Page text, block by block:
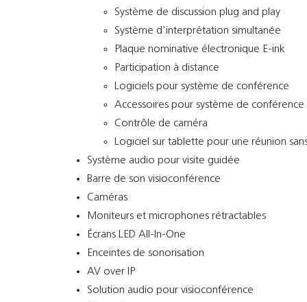
Système de discussion plug and play
Système d'interprétation simultanée
Plaque nominative électronique E-ink
Participation à distance
Logiciels pour système de conférence
Accessoires pour système de conférence
Contrôle de caméra
Logiciel sur tablette pour une réunion
Système audio pour visite guidée
Barre de son visioconférence
Caméras
Moniteurs et microphones rétractables
Écrans LED All-In-One
Enceintes de sonorisation
AV over IP
Solution audio pour visioconférence